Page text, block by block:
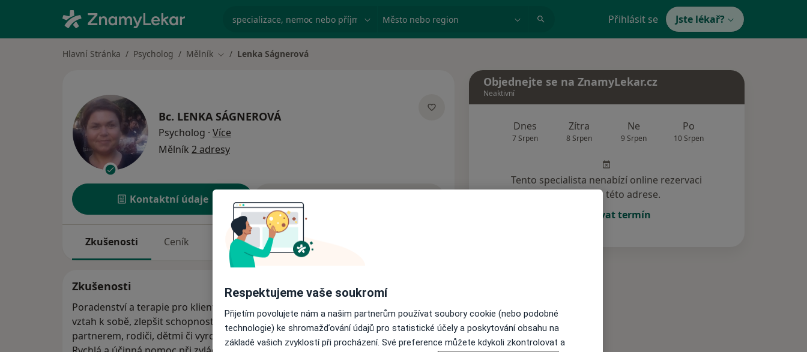
specializace, nemoc nebo příjmení Město nebo region Přihlásit se Jste lékař?
Hlavní Stránka Psycholog Mělník Změna města
Lenka Ságnerová
Bc. LENKA SÁGNEROVÁ
Psycholog · Více
Mělník 2 adresy
Kontaktní údaje
Zkušenosti Ceník Adresy Názory pacientů
Zkušenosti
Poradenství a terapie pro klienty bez zdravotní indikace, kteří chtějí zlepšit svůj
vztah k sobě, zlepšit schopnost komunikace s druhými, zlepšit vztahy v rodině, s
partnerem, rodiči, dětmi či vyrovnat se se ztrátou a zármutkem
Objednejte se na ZnamyLekar.cz
Neaktivní
Dnes
7 Srpen
Zítra
8 Srpen
Ne
9 Srpen
Po
10 Srpen
Tento specialista nenabízí online rezervaci
termínu na této adrese.
Rezervovat termín
Respektujeme vaše soukromí
Přijetím povolujete nám a našim partnerům používat soubory cookie (nebo podobné
technologie) ke shromažďování údajů pro statistické účely a poskytování obsahu na
základě vašich zvyklostí při procházení. Své preference můžete kdykoli zkontrolovat a